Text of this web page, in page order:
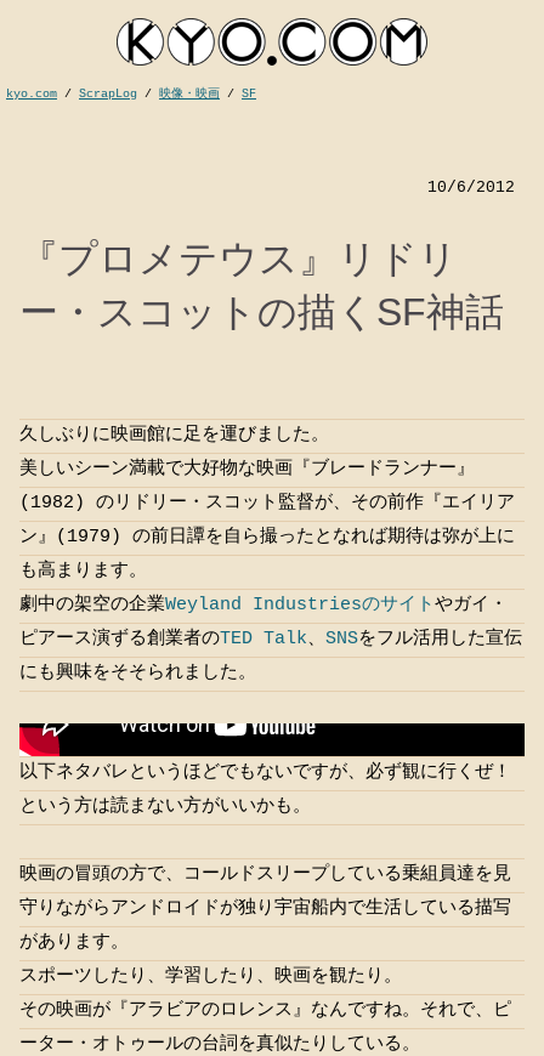
kyo.com / ScrapLog / 映像・映画 / SF
10/6/2012
『プロメテウス』リドリ
ー・スコットの描くSF神話
久しぶりに映画館に足を運びました。
美しいシーン満載で大好物な映画『ブレードランナー』
(1982) のリドリー・スコット監督が、その前作『エイリア
ン』(1979) の前日譚を自ら撮ったとなれば期待は弥が上に
も高まります。
劇中の架空の企業Weyland Industriesのサイトやガイ・
ピアース演ずる創業者のTED Talk、 SNSをフル活用した宣伝
にも興味をそそられました。
以下ネタバレというほどでもないですが、必ず観に行くぜ！
という方は読まない方がいいかも。
映画の冒頭の方で、コールドスリープしている乗組員達を見
守りながらアンドロイドが独り宇宙船内で生活している描写
があります。
スポーツしたり、学習したり、映画を観たり。
その映画が『アラビアのロレンス』なんですね。それで、ピ
ーター・オトゥールの台詞を真似たりしている。